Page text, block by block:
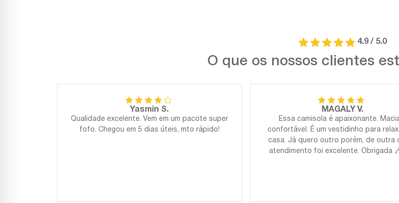
4.9 / 5.0
O que os nossos clientes
Yasmin S.
Qualidade excelente. Vem em um pacote super
fofo. Chegou em 5 dias úteis, mto rápido!
MAGALY V.
Essa camisola é apaixonante.
confortável. É um vestidinho para
casa. Já quero outro porém, de outra
atendimento foi excelente. Obrigada